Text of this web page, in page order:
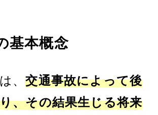
基本概念
、交通事故によって後
、その結果生じる将来